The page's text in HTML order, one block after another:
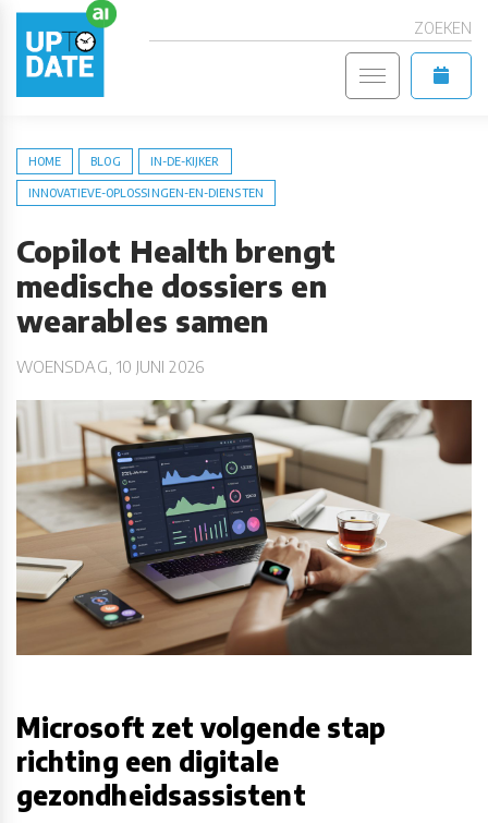
ZOEKEN
HOME BLOG IN-DE-KIJKER
INNOVATIEVE-OPLOSSINGEN-EN-DIENSTEN
Copilot Health brengt
medische dossiers en
wearables samen
WOENSDAG, 10 JUNI 2026
Microsoft zet volgende stap
richting een digitale
gezondheidsassistent